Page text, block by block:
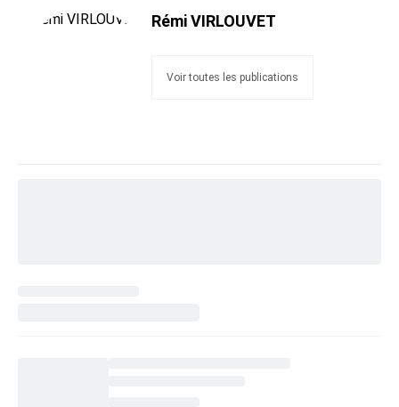
Rémi VIRLOUVET
Voir toutes les publications